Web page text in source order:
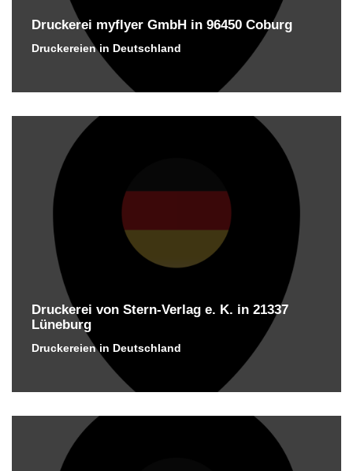
Druckerei myflyer GmbH in 96450 Coburg
Druckereien in Deutschland
Druckerei von Stern-Verlag e. K. in 21337
Lüneburg
Druckereien in Deutschland